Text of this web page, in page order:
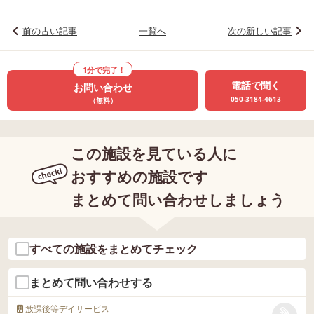
前の古い記事 一覧へ 次の新しい記事
1分で完了！
お問い合わせ
（無料）
電話で聞く
050-3184-4613
この施設を見ている人に
おすすめの施設です
まとめて問い合わせしましょう
すべての施設をまとめてチェック
まとめて問い合わせする
放課後等デイサービス